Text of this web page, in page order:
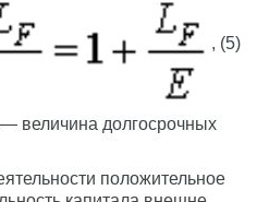
, (5)
величина долгосрочных
положительное